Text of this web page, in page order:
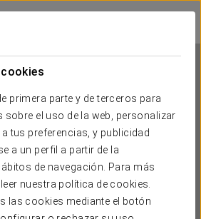
primera parte y de terceros para
el uso de la web, personalizar
tus preferencias, y publicidad
a un perfil a partir de la
de navegación. Para más
nuestra política de cookies.
las cookies mediante el botón
Adelfas
CÓRDOBA